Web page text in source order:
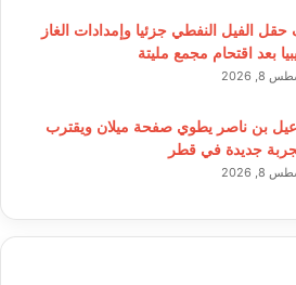
الفيل النفطي جزئيا وإمدادات الغاز
بعد اقتحام مجمع مليتة
8, 2026
بن ناصر يطوي صفحة ميلان ويقترب
جديدة في قطر
8, 2026